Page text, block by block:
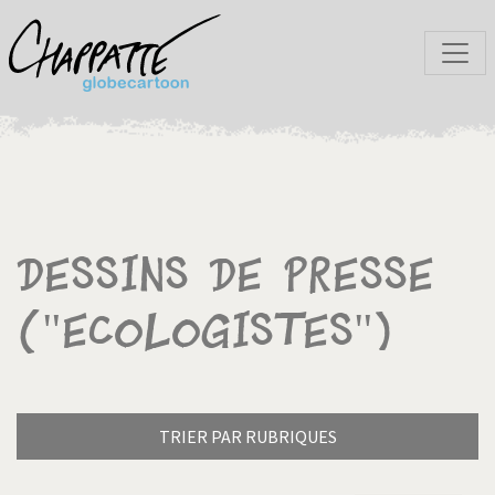
Dessins de presse
("Ecologistes")
TRIER PAR RUBRIQUES